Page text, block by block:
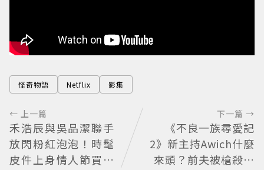
怪奇物語 Netflix 影集
← 上一篇
禾浩辰與吳品潔聯手
放閃粉紅泡泡！時髦
皮件上身情人節買物
下一篇 →
《不良一族尋愛記
2》新主持Awich什麼
來頭？前夫被槍殺、